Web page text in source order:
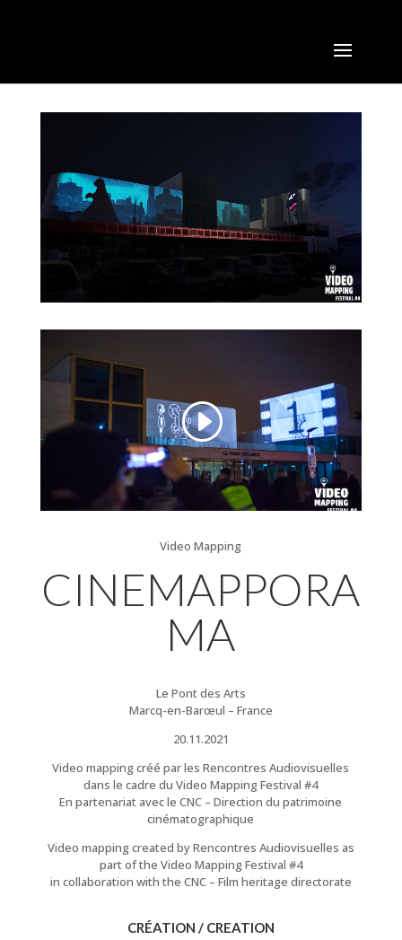
Video Mapping
CINEMAPPORA
MA
Le Pont des Arts
Marcq-en-Barœul – France
20.11.2021
Video mapping créé par les Rencontres Audiovisuelles
dans le cadre du Video Mapping Festival #4
En partenariat avec le CNC – Direction du patrimoine
cinématographique
Video mapping created by Rencontres Audiovisuelles as
part of the Video Mapping Festival #4
in collaboration with the CNC – Film heritage directorate
CRÉATION / CREATION